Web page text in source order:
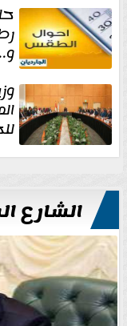
الشارع